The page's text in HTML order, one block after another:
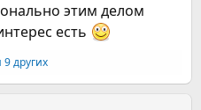
этим делом
есть
других